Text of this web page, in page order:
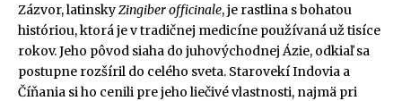
Zázvor, latinskyZingiber officinale, je rastlina s bohatou
históriou, ktorá je v tradičnej medicíne používaná už tisíce
rokov. Jeho pôvod siaha do juhovýchodnej Ázie, odkiaľ sa
postupne rozšíril do celého sveta. Starovekí Indovia a
Číňania si ho cenili pre jeho liečivé vlastnosti, najmä pri